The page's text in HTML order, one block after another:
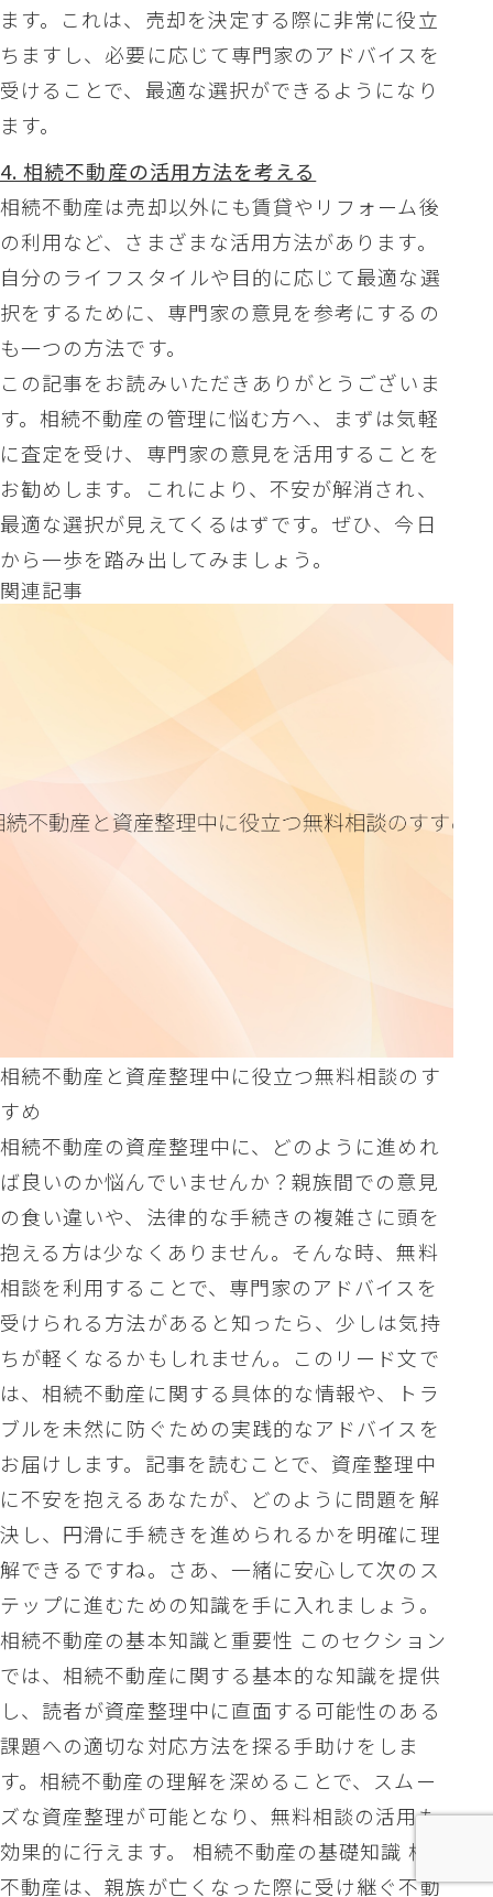
ます。これは、売却を決定する際に非常に役立
ちますし、必要に応じて専門家のアドバイスを
受けることで、最適な選択ができるようになり
ます。
4. 相続不動産の活用方法を考える
相続不動産は売却以外にも賃貸やリフォーム後
の利用など、さまざまな活用方法があります。
自分のライフスタイルや目的に応じて最適な選
択をするために、専門家の意見を参考にするの
も一つの方法です。
この記事をお読みいただきありがとうございま
す。相続不動産の管理に悩む方へ、まずは気軽
に査定を受け、専門家の意見を活用することを
お勧めします。これにより、不安が解消され、
最適な選択が見えてくるはずです。ぜひ、今日
から一歩を踏み出してみましょう。
関連記事
相続不動産と資産整理中に役立つ無料相談のす
すめ
相続不動産の資産整理中に、どのように進めれ
ば良いのか悩んでいませんか？親族間での意見
の食い違いや、法律的な手続きの複雑さに頭を
抱える方は少なくありません。そんな時、無料
相談を利用することで、専門家のアドバイスを
受けられる方法があると知ったら、少しは気持
ちが軽くなるかもしれません。このリード文で
は、相続不動産に関する具体的な情報や、トラ
ブルを未然に防ぐための実践的なアドバイスを
お届けします。記事を読むことで、資産整理中
に不安を抱えるあなたが、どのように問題を解
決し、円滑に手続きを進められるかを明確に理
解できるですね。さあ、一緒に安心して次のス
テップに進むための知識を手に入れましょう。
相続不動産の基本知識と重要性 このセクション
では、相続不動産に関する基本的な知識を提供
し、読者が資産整理中に直面する可能性のある
課題への適切な対応方法を探る手助けをしま
す。相続不動産の理解を深めることで、スムー
ズな資産整理が可能となり、無料相談の活用も
効果的に行えます。 相続不動産の基礎知識 相続
不動産は、親族が亡くなった際に受け継ぐ不動